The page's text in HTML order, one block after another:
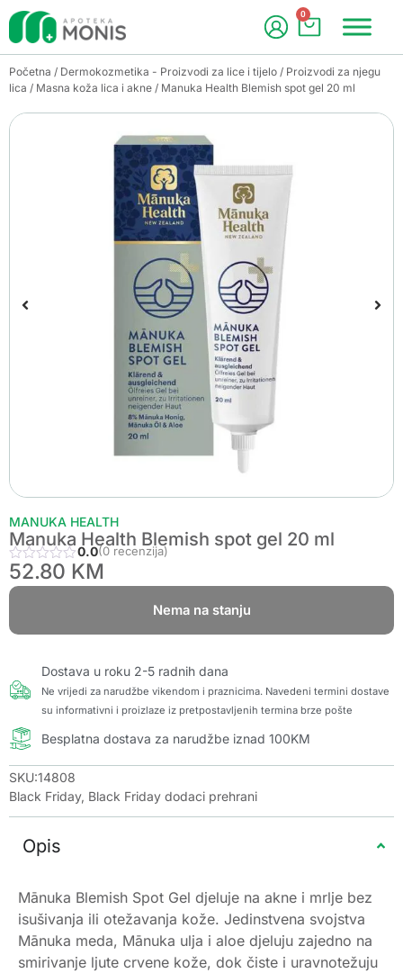
0
Početna / Dermokozmetika - Proizvodi za lice i tijelo / Proizvodi za njegu
lica / Masna koža lica i akne / Manuka Health Blemish spot gel 20 ml
MANUKA HEALTH
Manuka Health Blemish spot gel 20 ml
0.0(0 recenzija)
52.80 KM
Nema na stanju
Dostava u roku 2-5 radnih dana
Ne vrijedi za narudžbe vikendom i praznicima. Navedeni termini dostave
su informativni i proizlaze iz pretpostavljenih termina brze pošte
Besplatna dostava za narudžbe iznad 100KM
SKU:14808
Black Friday, Black Friday dodaci prehrani
Opis
Mānuka Blemish Spot Gel djeluje na akne i mrlje bez
isušivanja ili otežavanja kože. Jedinstvena svojstva
Mānuka meda, Mānuka ulja i aloe djeluju zajedno na
smirivanje ljute crvene kože, dok čiste i uravnotežuju